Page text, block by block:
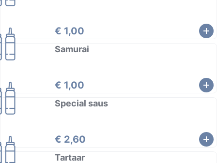
€ 1,00
Samurai
€ 1,00
Special saus
€ 2,60
Tartaar